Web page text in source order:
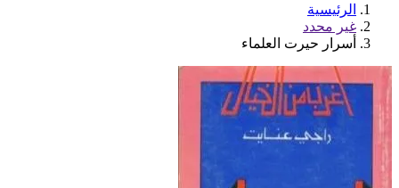
الرئيسية
غير محدد
أسرار حيرت العلماء